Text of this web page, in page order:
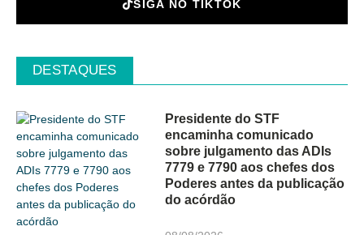
SIGA NO TIKTOK
DESTAQUES
Presidente do STF
encaminha comunicado
sobre julgamento das ADIs
7779 e 7790 aos chefes dos
Poderes antes da publicação
do acórdão